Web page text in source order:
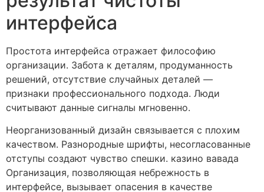
интерфейса
Простота интерфейса отражает философию
организации. Забота к деталям, продуманность
решений, отсутствие случайных деталей —
признаки профессионального подхода. Люди
считывают данные сигналы мгновенно.
Неорганизованный дизайн связывается с плохим
качеством. Разнородные шрифты, несогласованные
отступы создают чувство спешки. казино вавада
Организация, позволяющая небрежность в
интерфейсе, вызывает опасения в качестве